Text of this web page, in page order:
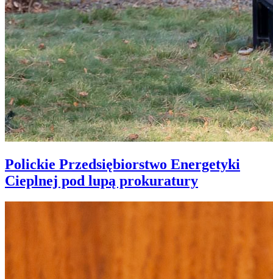
Polickie Przedsiębiorstwo Energetyki
Cieplnej pod lupą prokuratury